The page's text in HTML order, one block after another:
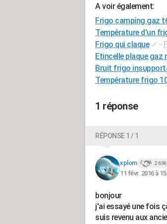
A voir également:
Frigo camping gaz
Température d'un
Frigo qui claque ✓ -
Etincelle plaque gaz
Bruit frigo
Température frigo
1 réponse
RÉPONSE 1 / 1
xplom 2 696
11 févr. 2016 à
bonjour
j'ai essayé une fois
suis revenu aux